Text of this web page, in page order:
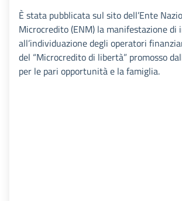
È stata pubblicata sul sito dell’Ente
Microcredito (ENM) la manifestazione di
all’individuazione degli operatori
del “Microcredito di libertà” promosso
per le pari opportunità e la famiglia.